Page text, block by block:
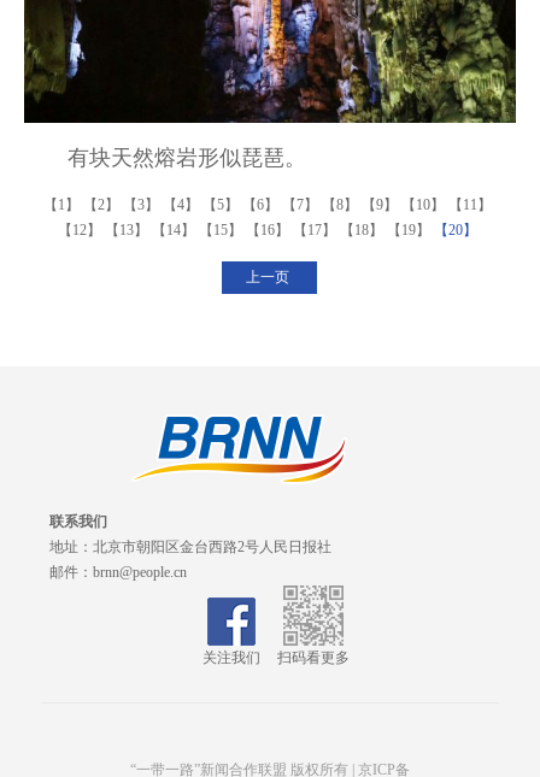
有块天然熔岩形似琵琶。
【1】 【2】 【3】 【4】 【5】 【6】 【7】 【8】 【9】 【10】
【11】
【12】
【13】 【14】 【15】 【16】 【17】 【18】 【19】 【20】
上一页
联系我们
地址：北京市朝阳区金台西路2号人民日报社
邮件：brnn@people.cn
关注我们 扫码看更多
“一带一路”新闻合作联盟 版权所有 | 京ICP备